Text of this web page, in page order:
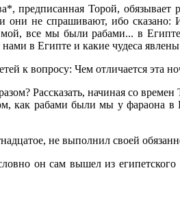
предписанная Торой,
они не спрашивают, ибо
все мы были рабами... в
в Египте и какие чудеса
к вопросу: Чем отличается эта
Рассказать, начиная со
как рабами были мы у фараона
не выполнил своей
он сам вышел из